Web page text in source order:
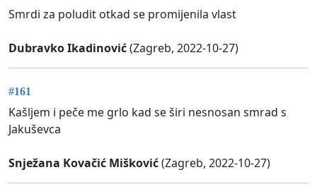
Smrdi za poludit otkad se promijenila vlast
Dubravko Ikadinović(Zagreb, 2022-10-27)
#161
Kašljem i peče me grlo kad se širi nesnosan smrad s
Jakuševca
Snježana Kovačić Mišković(Zagreb, 2022-10-27)